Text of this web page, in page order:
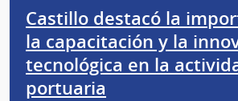
Castillo destacó la
la capacitación y la
tecnológica en la
portuaria